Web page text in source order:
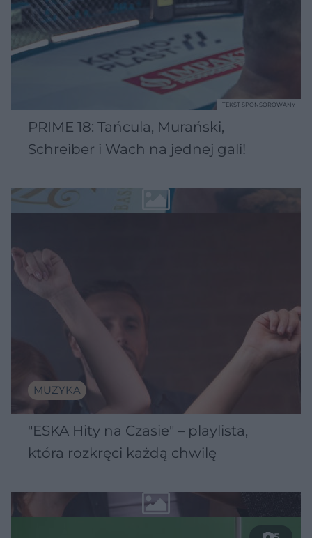
PRIME 18: Tańcula, Murański,
Schreiber i Wach na jednej gali!
TEKST SPONSOROWANY
MUZYKA
"ESKA Hity na Czasie" – playlista,
która rozkręci każdą chwilę